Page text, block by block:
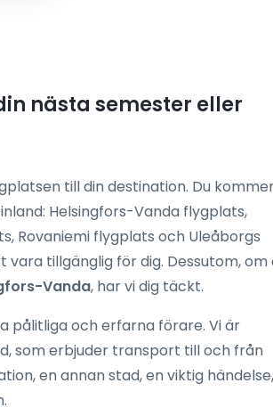
nästa semester eller
till din destination. Du
Helsingfors-Vanda flygplats,
Rovaniemi flygplats och Uleåborgs
tillgänglig för dig. Dessutom, om
Vanda, har vi dig täckt.
pålitliga och erfarna förare. Vi är
som erbjuder transport till och från
en annan stad, en viktig händelse,